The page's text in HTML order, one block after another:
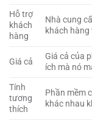
Hỗ trợ
khách
hàng
Nhà cung
khách
Giá cả
Giá cả của
ích mà nó
Tính
tương
thích
Phần mềm
khác nhau